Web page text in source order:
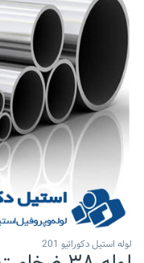
لوله استیل دکوراتیو 201